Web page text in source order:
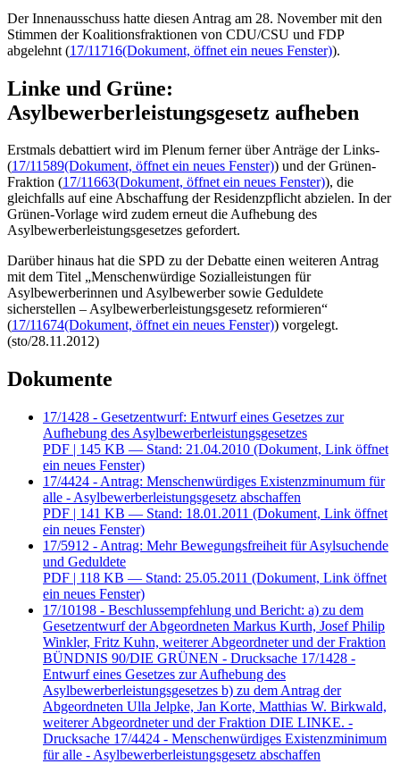
Der Innenausschuss hatte diesen Antrag am 28. November mit den
Stimmen der Koalitionsfraktionen von CDU/CSU und FDP
abgelehnt (17/11716(Dokument, öffnet ein neues Fenster)).
Linke und Grüne:
Asylbewerberleistungsgesetz aufheben
Erstmals debattiert wird im Plenum ferner über Anträge der Links-
(17/11589(Dokument, öffnet ein neues Fenster)) und der Grünen-
Fraktion (17/11663(Dokument, öffnet ein neues Fenster)), die
gleichfalls auf eine Abschaffung der Residenzpflicht abzielen. In der
Grünen-Vorlage wird zudem erneut die Aufhebung des
Asylbewerberleistungsgesetzes gefordert.
Darüber hinaus hat die SPD zu der Debatte einen weiteren Antrag
mit dem Titel „Menschenwürdige Sozialleistungen für
Asylbewerberinnen und Asylbewerber sowie Geduldete
sicherstellen – Asylbewerberleistungsgesetz reformieren“
(17/11674(Dokument, öffnet ein neues Fenster)) vorgelegt.
(sto/28.11.2012)
Dokumente
17/1428 - Gesetzentwurf: Entwurf eines Gesetzes zur
Aufhebung des Asylbewerberleistungsgesetzes
PDF | 145 KB — Stand: 21.04.2010 (Dokument, Link öffnet
ein neues Fenster)
17/4424 - Antrag: Menschenwürdiges Existenzminumum für
alle - Asylbewerberleistungsgesetz abschaffen
PDF | 141 KB — Stand: 18.01.2011 (Dokument, Link öffnet
ein neues Fenster)
17/5912 - Antrag: Mehr Bewegungsfreiheit für Asylsuchende
und Geduldete
PDF | 118 KB — Stand: 25.05.2011 (Dokument, Link öffnet
ein neues Fenster)
17/10198 - Beschlussempfehlung und Bericht: a) zu dem
Gesetzentwurf der Abgeordneten Markus Kurth, Josef Philip
Winkler, Fritz Kuhn, weiterer Abgeordneter und der Fraktion
BÜNDNIS 90/DIE GRÜNEN - Drucksache 17/1428 -
Entwurf eines Gesetzes zur Aufhebung des
Asylbewerberleistungsgesetzes b) zu dem Antrag der
Abgeordneten Ulla Jelpke, Jan Korte, Matthias W. Birkwald,
weiterer Abgeordneter und der Fraktion DIE LINKE. -
Drucksache 17/4424 - Menschenwürdiges Existenzminimum
für alle - Asylbewerberleistungsgesetz abschaffen